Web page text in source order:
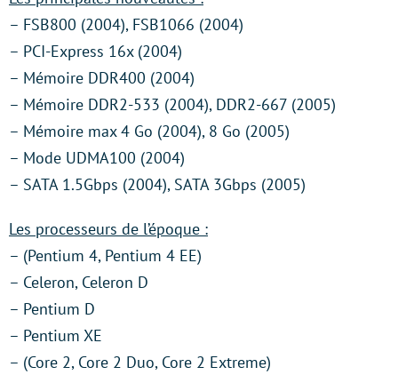
– FSB800 (2004), FSB1066 (2004)
– PCI-Express 16x (2004)
– Mémoire DDR400 (2004)
– Mémoire DDR2-533 (2004), DDR2-667 (2005)
– Mémoire max 4 Go (2004), 8 Go (2005)
– Mode UDMA100 (2004)
– SATA 1.5Gbps (2004), SATA 3Gbps (2005)
Les processeurs de l’époque :
– (Pentium 4, Pentium 4 EE)
– Celeron, Celeron D
– Pentium D
– Pentium XE
– (Core 2, Core 2 Duo, Core 2 Extreme)